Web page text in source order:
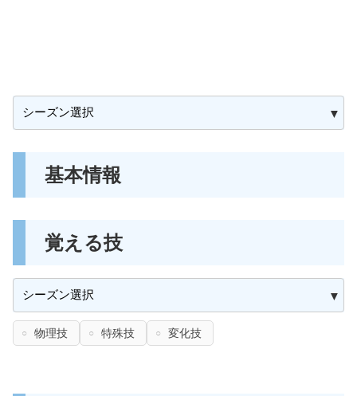
基本情報
覚える技
物理技 特殊技 変化技